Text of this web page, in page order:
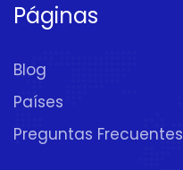
Páginas
Blog
Países
Preguntas Frecuentes